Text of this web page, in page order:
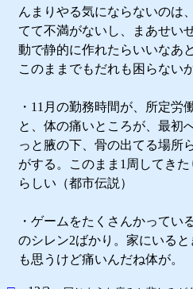
んまりやる気にならないのは
てて不満がないし、まあせい
動で静的に作れたらいいなあ
このままでもだれも困らない
・11月の勤務時間が、所定労
と、体の痛いところが、最初
っと腋の下、骨の出てる場所
がする。このまま1周してき
らしい（都市伝説）
・ゲームをたくさんかってい
のシレン2ばかり。家にいる
も思うけど痛いんだね体が。